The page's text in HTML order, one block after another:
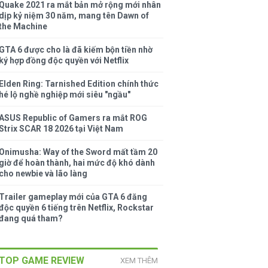
2021 ra mắt bản mở rộng mới nhân
kỷ niệm 30 năm, mang tên Dawn of
Machine
6 được cho là đã kiếm bộn tiền nhờ
hợp đồng độc quyền với Netflix
Ring: Tarnished Edition chính thức
lộ nghề nghiệp mới siêu "ngầu"
Republic of Gamers ra mắt ROG
SCAR 18 2026 tại Việt Nam
Way of the Sword mất tầm 20
để hoàn thành, hai mức độ khó dành
newbie và lão làng
gameplay mới của GTA 6 đăng
quyền 6 tiếng trên Netflix, Rockstar
quá tham?
GAME REVIEW XEM THÊM